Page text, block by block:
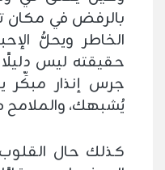
بالرفض في مكان
الخاطر ويحلُّ
حقيقته ليس
جرس إنذار مبكِّر
يُشبهك، والملامح
كذلك حال